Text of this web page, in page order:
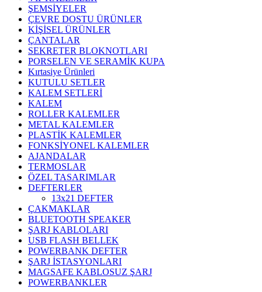
ŞEMSİYELER
ÇEVRE DOSTU ÜRÜNLER
KİŞİSEL ÜRÜNLER
ÇANTALAR
SEKRETER BLOKNOTLARI
PORSELEN VE SERAMİK KUPA
Kırtasiye Ürünleri
KUTULU SETLER
KALEM SETLERİ
KALEM
ROLLER KALEMLER
METAL KALEMLER
PLASTİK KALEMLER
FONKSİYONEL KALEMLER
AJANDALAR
TERMOSLAR
ÖZEL TASARIMLAR
DEFTERLER
13x21 DEFTER
ÇAKMAKLAR
BLUETOOTH SPEAKER
ŞARJ KABLOLARI
USB FLASH BELLEK
POWERBANK DEFTER
ŞARJ İSTASYONLARI
MAGSAFE KABLOSUZ ŞARJ
POWERBANKLER